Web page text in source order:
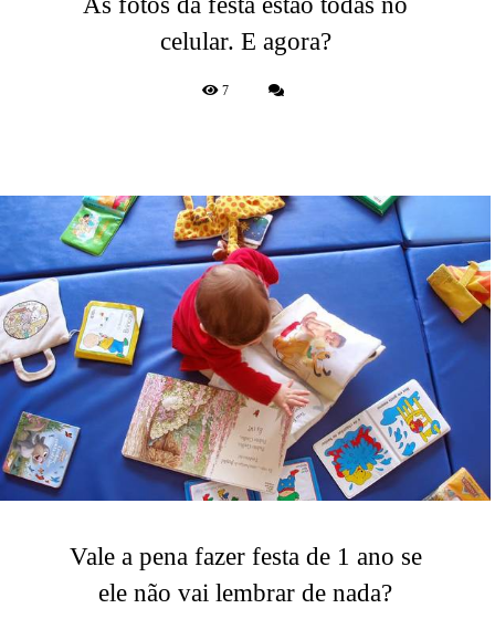
celular. E agora?
7
Vale a pena fazer festa de 1 ano se
ele não vai lembrar de nada?